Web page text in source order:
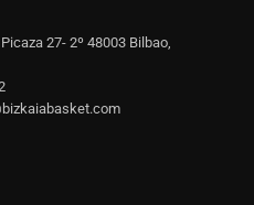
27- 2º 48003 Bilbao,